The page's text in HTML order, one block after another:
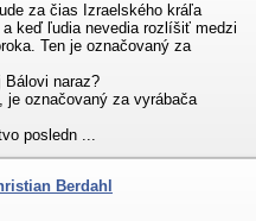
za čias Izraelského kráľa
keď ľudia nevedia rozlíšiť medzi
Ten je označovaný za
Bálovi naraz?
je označovaný za vyrábača
posledn ...
Berdahl